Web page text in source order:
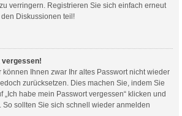
verringern. Registrieren Sie sich einfach erneut
Diskussionen teil!
vergessen!
können Ihnen zwar Ihr altes Passwort nicht wieder
zurücksetzen. Dies machen Sie, indem Sie
„Ich habe mein Passwort vergessen“ klicken und
sollten Sie sich schnell wieder anmelden